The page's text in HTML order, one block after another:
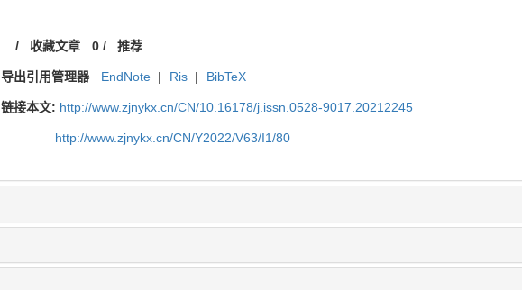
/ 收藏文章 0/ 推荐
导出引用管理器 EndNote | Ris | BibTeX
链接本文: http://www.zjnykx.cn/CN/10.16178/j.issn.0528-9017.20212245
http://www.zjnykx.cn/CN/Y2022/V63/I1/80